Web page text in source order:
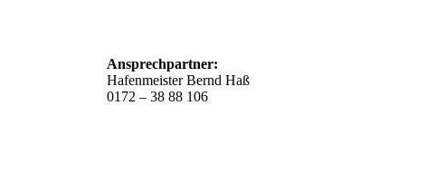
Ansprechpartner:
Hafenmeister Bernd Haß
0172 – 38 88 106